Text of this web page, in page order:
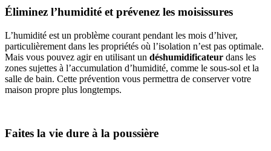
Éliminez l’humidité et prévenez les moisissures
L’humidité est un problème courant pendant les mois d’hiver,
particulièrement dans les propriétés où l’isolation n’est pas optimale.
Mais vous pouvez agir en utilisant un déshumidificateur dans les
zones sujettes à l’accumulation d’humidité, comme le sous-sol et la
salle de bain. Cette prévention vous permettra de conserver votre
maison propre plus longtemps.
Faites la vie dure à la poussière